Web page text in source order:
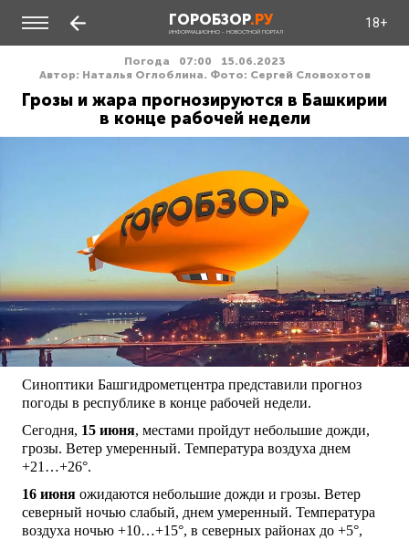
ГОРОБЗОР.РУ
ИНФОРМАЦИОННО - НОВОСТНОЙ ПОРТАЛ
18+
Погода 07:00
15.06.2023
Автор: Наталья Оглоблина. Фото: Сергей Словохотов
Грозы и жара прогнозируются в Башкирии
в конце рабочей недели
Синоптики Башгидрометцентра представили прогноз
погоды в республике в конце рабочей недели.
Сегодня, 15 июня, местами пройдут небольшие дожди,
грозы. Ветер умеренный. Температура воздуха днем
+21…+26°.
16 июня ожидаются небольшие дожди и грозы. Ветер
северный ночью слабый, днем умеренный. Температура
воздуха ночью +10…+15°, в северных районах до +5°,